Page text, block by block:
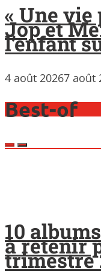
« Une vie
Jop et
l’enfant
4 août 20267 août
Best-of
10
à retenir
trimestre